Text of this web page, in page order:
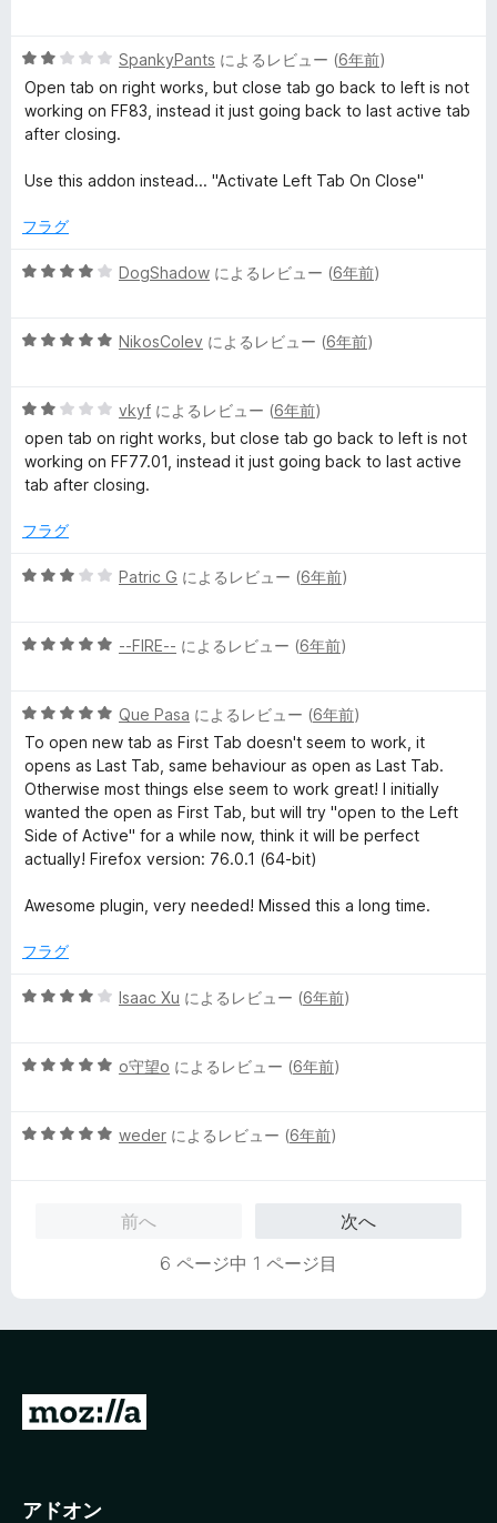
評
価
中
1
の
評
5
段
階
中
の
価
SpankyPants によるレビュー (6年前)
Open tab on right works, but close tab go back to left is not
working on FF83, instead it just going back to last active tab
after closing.
Use this addon instead... "Activate Left Tab On Close"
フラグ
5
中
評
価
DogShadow によるレビュー (6年前)
5
中
5
の
評
NikosColev によるレビュー (6年前)
5
段
階
中
の
価
vkyf によるレビュー (6年前)
open tab on right works, but close tab go back to left is not
working on FF77.01, instead it just going back to last active
tab after closing.
フラグ
5
中
評
価
Patric G によるレビュー (6年前)
5
中
5
の
評
価
--FIRE-- によるレビュー (6年前)
5
段
階
中
5
の
評
Que Pasa によるレビュー (6年前)
To open new tab as First Tab doesn't seem to work, it
opens as Last Tab, same behaviour as open as Last Tab.
Otherwise most things else seem to work great! I initially
wanted the open as First Tab, but will try "open to the Left
Side of Active" for a while now, think it will be perfect
actually! Firefox version: 76.0.1 (64-bit)
Awesome plugin, very needed! Missed this a long time.
フラグ
5
中
評
Isaac Xu によるレビュー (6年前)
5
中
o守望o によるレビュー (6年前)
5
weder によるレビュー (6年前)
前へ
次へ
6 ページ中 1 ページ目
M
i
アドオン